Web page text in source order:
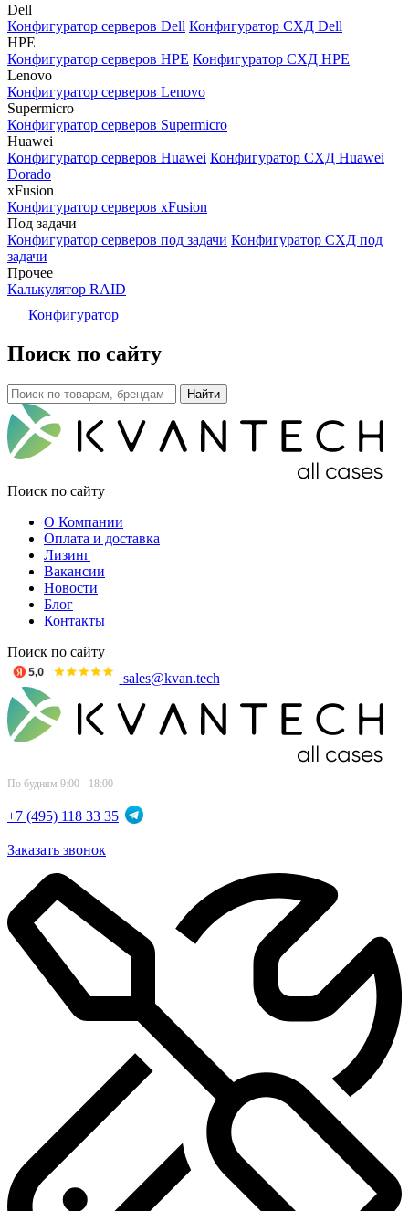
Dell
Конфигуратор серверов Dell Конфигуратор СХД Dell
HPE
Конфигуратор серверов HPE Конфигуратор СХД HPE
Lenovo
Конфигуратор серверов Lenovo
Supermicro
Конфигуратор серверов Supermicro
Huawei
Конфигуратор серверов Huawei Конфигуратор СХД Huawei
Dorado
xFusion
Конфигуратор серверов xFusion
Под задачи
Конфигуратор серверов под задачи Конфигуратор СХД под
задачи
Прочее
Калькулятор RAID
Конфигуратор
Поиск по сайту
Поиск по сайту
О Компании
Оплата и доставка
Лизинг
Вакансии
Новости
Блог
Контакты
Поиск по сайту
sales@kvan.tech
По будням 9:00 - 18:00
+7 (495) 118 33 35
Заказать звонок